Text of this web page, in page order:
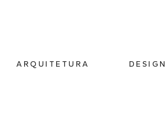
ARQUITETURA DESIGN